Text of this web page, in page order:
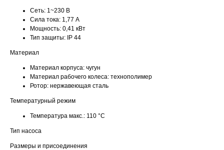
Сеть: 1~230 В
Сила тока: 1,77 А
Мощность: 0,41 кВт
Тип защиты: IP 44
Материал
Материал корпуса: чугун
Материал рабочего колеса: технополимер
Ротор: нержавеющая сталь
Температурный режим
Температура макс.: 110 °С
Тип насоса
Размеры и присоединения